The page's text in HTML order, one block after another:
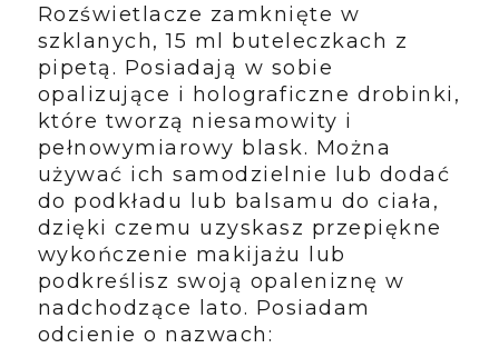
Rozświetlacze zamknięte w
szklanych, 15 ml buteleczkach z
pipetą. Posiadają w sobie
opalizujące i holograficzne drobinki,
które tworzą niesamowity i
pełnowymiarowy blask. Można
używać ich samodzielnie lub dodać
do podkładu lub balsamu do ciała,
dzięki czemu uzyskasz przepiękne
wykończenie makijażu lub
podkreślisz swoją opaleniznę w
nadchodzące lato. Posiadam
odcienie o nazwach: